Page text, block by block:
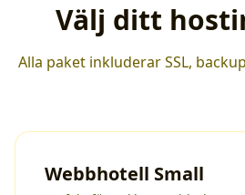
Välj ditt
Alla paket inkluderar SSL,
Webbhotell Small